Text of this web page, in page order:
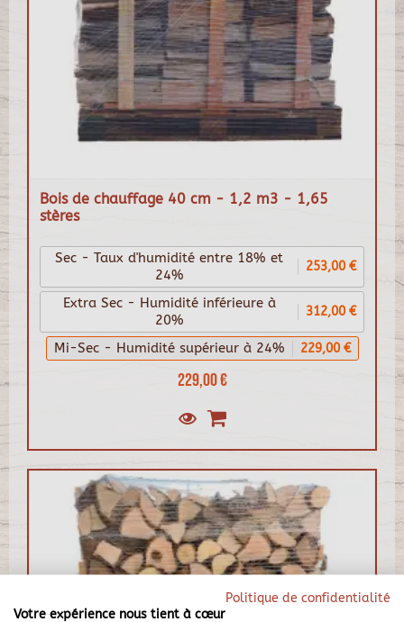
Bois de chauffage 40 cm - 1,2 m3 - 1,65
stères
229,00 €
Sec - Taux d'humidité entre 18% et
24%
253,00 €
Extra Sec - Humidité inférieure à
20%
312,00 €
Mi-Sec - Humidité supérieur à 24% 229,00 €
Politique de confidentialité
Votre expérience nous tient à cœur